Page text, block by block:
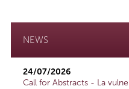
NEWS
24/07/2026
Call for Abstracts - La